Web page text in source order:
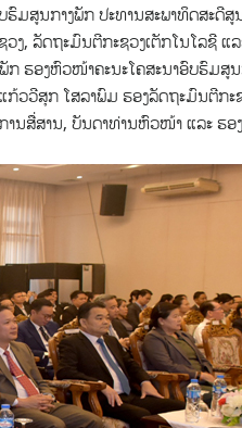
ມສູນກາງພັກ ປະທານສະພາທິດສະດີສູ
ວງ, ລັດຖະມົນຕີກະຊວງເຕັກໂນໂລຊີ ແ
ກ ຮອງຫົວໜ້າຄະນະໂຄສະນາອົບຮົມສູ
ວວີສຸກ ໂສລາພົມ ຮອງລັດຖະມົນຕີກະ
ນສື່ສານ, ບັນດາທ່ານຫົວໜ້າ ແລະ ຮອ